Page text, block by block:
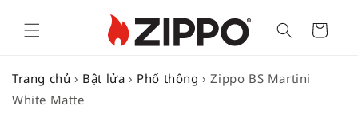
Cart
Trang chủ › Bật lửa › Phổ thông ›Zippo BS Martini
White Matte